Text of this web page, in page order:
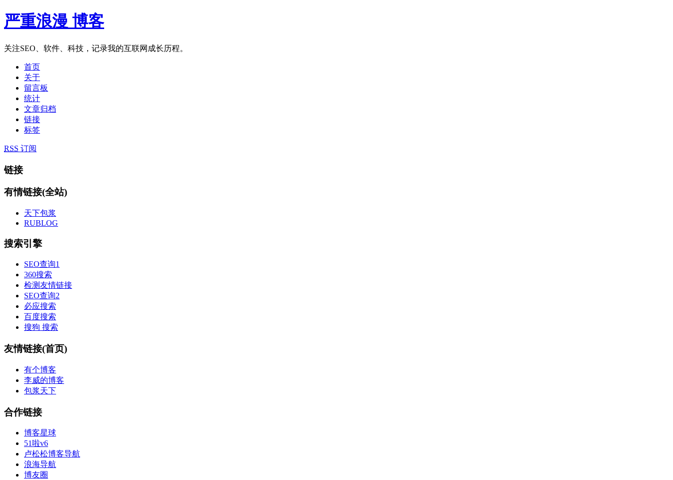
严重浪漫 博客
关注SEO、软件、科技，记录我的互联网成长历程。
首页
关于
留言板
统计
文章归档
链接
标签
RSS 订阅
链接
有情链接(全站)
天下包浆
RUBLOG
搜索引擎
SEO查询1
360搜索
检测友情链接
SEO查询2
必应搜索
百度搜索
搜狗 搜索
友情链接(首页)
有个博客
李威的博客
包浆天下
合作链接
博客星球
51啦v6
卢松松博客导航
浪海导航
博友圈